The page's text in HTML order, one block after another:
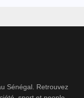
Sénégal. Retrouvez